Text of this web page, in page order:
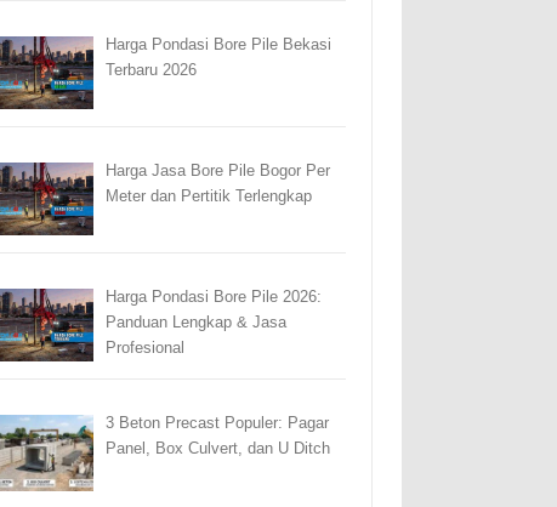
Harga Pondasi Bore Pile Bekasi
Terbaru 2026
Harga Jasa Bore Pile Bogor Per
Meter dan Pertitik Terlengkap
Harga Pondasi Bore Pile 2026:
Panduan Lengkap & Jasa
Profesional
3 Beton Precast Populer: Pagar
Panel, Box Culvert, dan U Ditch